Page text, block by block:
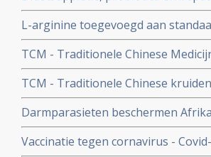
of als aanvullende of
coronavirus - SARS-CoV-2 - geeft
studies
L-arginine toegevoegd aan
ernstige ziekte door coronavirus -
ziekenhuisverblijf met
TCM - Traditionele Chinese
bij patienten met milde tot matige
TCM - Traditionele Chinese
Corona virus, zeggen Chinese
Darmparasieten beschermen
hun immuunsysteem reageert
Vaccinatie tegen cornavirus -